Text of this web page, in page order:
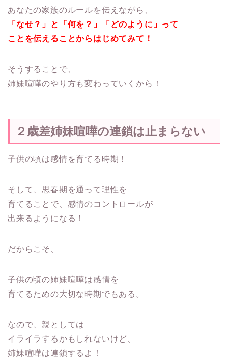
あなたの家族のルールを伝えながら、
「なせ？」と「何を？」「どのように」って
ことを伝えることからはじめてみて！
そうすることで、
姉妹喧嘩のやり方も変わっていくから！
２歳差姉妹喧嘩の連鎖は止まらない
子供の頃は感情を育てる時期！
そして、思春期を通って理性を
育てることで、感情のコントロールが
出来るようになる！
だからこそ、
子供の頃の姉妹喧嘩は感情を
育てるための大切な時期でもある。
なので、親としては
イライラするかもしれないけど、
姉妹喧嘩は連鎖するよ！